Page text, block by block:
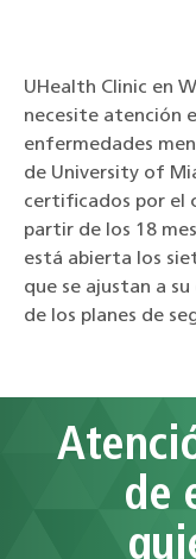
UHealth Clinic en
necesite atención
enfermedades
de University of
certificados por el
partir de los 18
está abierta los
que se ajustan a
de los planes de
de